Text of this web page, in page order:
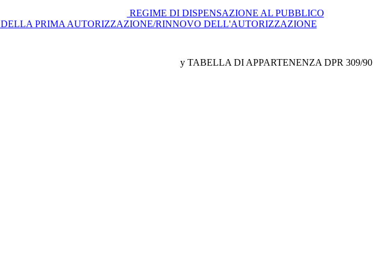
REGIME DI DISPENSAZIONE AL PUBBLICO
DELLA PRIMA AUTORIZZAZIONE/RINNOVO DELL'AUTORIZZAZIONE
y TABELLA DI APPARTENENZA DPR 309/90